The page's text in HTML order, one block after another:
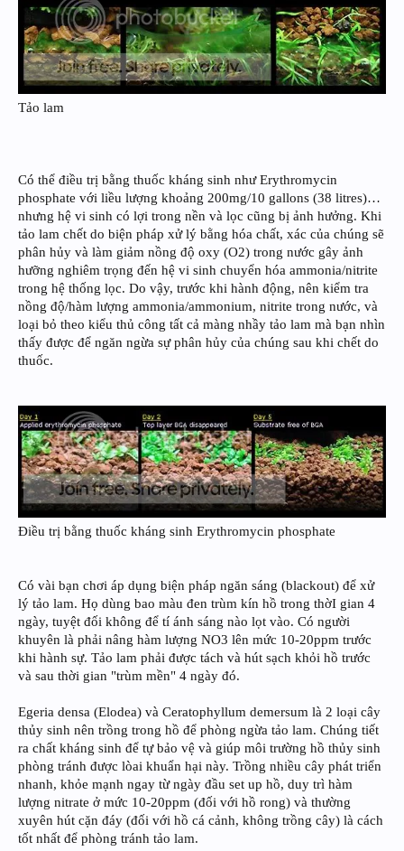
Tảo lam
Có thể điều trị bằng thuốc kháng sinh như Erythromycin
phosphate với liều lượng khoảng 200mg/10 gallons (38 litres)…
nhưng hệ vi sinh có lợi trong nền và lọc cũng bị ảnh hưởng. Khi
tảo lam chết do biện pháp xử lý bằng hóa chất, xác của chúng sẽ
phân hủy và làm giảm nồng độ oxy (O2) trong nước gây ảnh
hưỡng nghiêm trọng đến hệ vi sinh chuyển hóa ammonia/nitrite
trong hệ thống lọc. Do vậy, trước khi hành động, nên kiểm tra
nồng độ/hàm lượng ammonia/ammonium, nitrite trong nước, và
loại bỏ theo kiểu thủ công tất cả màng nhầy tảo lam mà bạn nhìn
thấy được để ngăn ngừa sự phân hủy của chúng sau khi chết do
thuốc.
Điều trị bằng thuốc kháng sinh Erythromycin phosphate
Có vài bạn chơi áp dụng biện pháp ngăn sáng (blackout) để xử
lý tảo lam. Họ dùng bao màu đen trùm kín hồ trong thờI gian 4
ngày, tuyệt đối không để tí ánh sáng nào lọt vào. Có người
khuyên là phải nâng hàm lượng NO3 lên mức 10-20ppm trước
khi hành sự. Tảo lam phải được tách và hút sạch khỏi hồ trước
và sau thời gian "trùm mền" 4 ngày đó.
Egeria densa (Elodea) và Ceratophyllum demersum là 2 loại cây
thủy sinh nên trồng trong hồ để phòng ngừa tảo lam. Chúng tiết
ra chất kháng sinh để tự bảo vệ và giúp môi trường hồ thủy sinh
phòng tránh được lòai khuẩn hại này. Trồng nhiều cây phát triển
nhanh, khỏe mạnh ngay từ ngày đầu set up hồ, duy trì hàm
lượng nitrate ở mức 10-20ppm (đối với hồ rong) và thường
xuyên hút cặn đáy (đối với hồ cá cảnh, không trồng cây) là cách
tốt nhất để phòng tránh tảo lam.